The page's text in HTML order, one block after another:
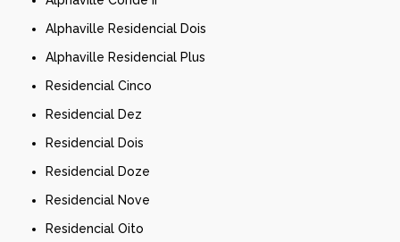
Alphaville Residencial Dois
Alphaville Residencial Plus
Residencial Cinco
Residencial Dez
Residencial Dois
Residencial Doze
Residencial Nove
Residencial Oito